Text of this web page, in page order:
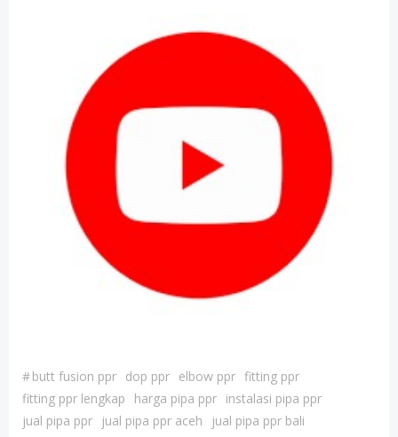
#butt fusion ppr dop ppr elbow ppr fitting ppr
fitting ppr lengkap
harga pipa ppr instalasi pipa ppr
jual pipa ppr
jual pipa ppr aceh
jual pipa ppr bali